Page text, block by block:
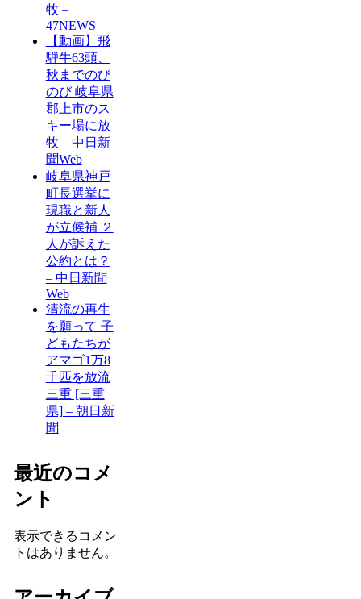
牧 –
47NEWS
【動画】飛
騨牛63頭、
秋までのび
のび 岐阜県
郡上市のス
キー場に放
牧 – 中日新
聞Web
岐阜県神戸
町長選挙に
現職と新人
が立候補 ２
人が訴えた
公約とは？
– 中日新聞
Web
清流の再生
を願って 子
どもたちが
アマゴ1万8
千匹を放流
三重 [三重
県] – 朝日新
聞
最近のコメ
ント
表示できるコメン
トはありません。